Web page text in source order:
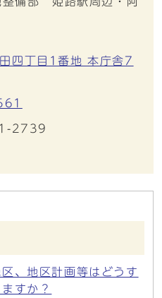
四丁目1番地 本庁舎7
2739
、地区計画等はどうす
すか？